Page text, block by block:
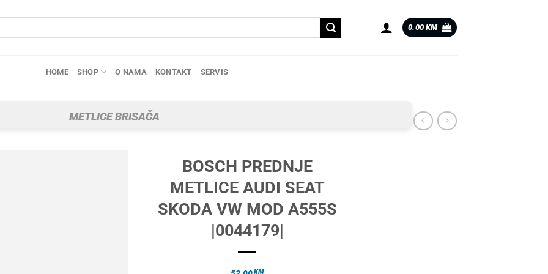
0.00 KM
HOME SHOP O NAMA KONTAKT SERVIS
METLICE BRISAČA
BOSCH PREDNJE
METLICE AUDI SEAT
SKODA VW MOD A555S
|0044179|
KM